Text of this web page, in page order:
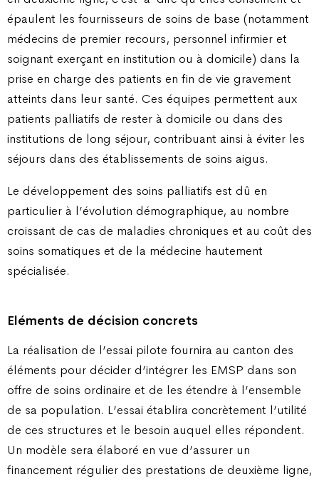
épaulent les fournisseurs de soins de base (notamment
médecins de premier recours, personnel infirmier et
soignant exerçant en institution ou à domicile) dans la
prise en charge des patients en fin de vie gravement
atteints dans leur santé. Ces équipes permettent aux
patients palliatifs de rester à domicile ou dans des
institutions de long séjour, contribuant ainsi à éviter les
séjours dans des établissements de soins aigus.
Le développement des soins palliatifs est dû en
particulier à l’évolution démographique, au nombre
croissant de cas de maladies chroniques et au coût des
soins somatiques et de la médecine hautement
spécialisée.
Eléments de décision concrets
La réalisation de l’essai pilote fournira au canton des
éléments pour décider d’intégrer les EMSP dans son
offre de soins ordinaire et de les étendre à l’ensemble
de sa population. L’essai établira concrètement l’utilité
de ces structures et le besoin auquel elles répondent.
Un modèle sera élaboré en vue d’assurer un
financement régulier des prestations de deuxième ligne,